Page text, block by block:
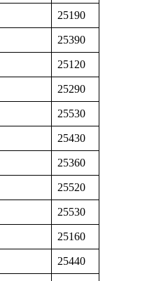
25190
25390
25120
25290
25530
25430
25360
25520
25530
25160
25440